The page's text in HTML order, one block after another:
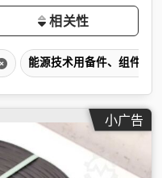
相关性
能源技术用备件、组件及
小广告